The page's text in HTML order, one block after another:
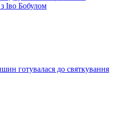
Іво Бобулом
готувалася до святкування